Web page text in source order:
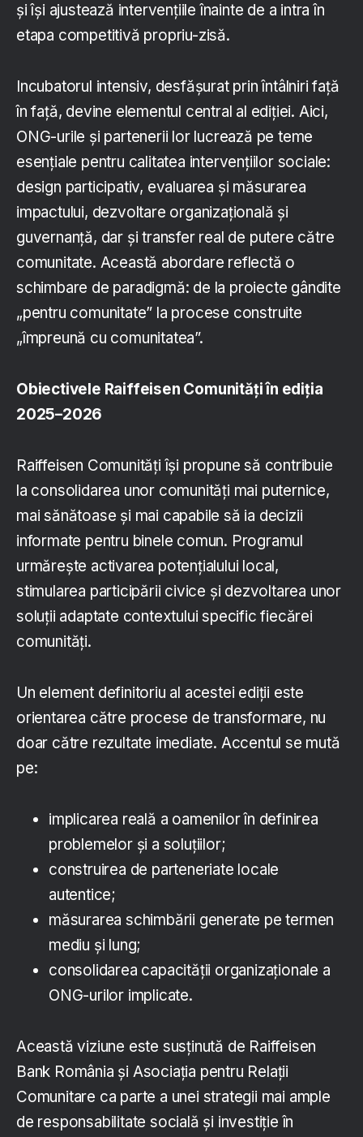
și își ajustează intervențiile înainte de a intra în
etapa competitivă propriu-zisă.
Incubatorul intensiv, desfășurat prin întâlniri față
în față, devine elementul central al ediției. Aici,
ONG-urile și partenerii lor lucrează pe teme
esențiale pentru calitatea intervențiilor sociale:
design participativ, evaluarea și măsurarea
impactului, dezvoltare organizațională și
guvernanță, dar și transfer real de putere către
comunitate. Această abordare reflectă o
schimbare de paradigmă: de la proiecte gândite
„pentru comunitate” la procese construite
„împreună cu comunitatea”.
Obiectivele Raiffeisen Comunități în ediția
2025–2026
Raiffeisen Comunități își propune să contribuie
la consolidarea unor comunități mai puternice,
mai sănătoase și mai capabile să ia decizii
informate pentru binele comun. Programul
urmărește activarea potențialului local,
stimularea participării civice și dezvoltarea unor
soluții adaptate contextului specific fiecărei
comunități.
Un element definitoriu al acestei ediții este
orientarea către procese de transformare, nu
doar către rezultate imediate. Accentul se mută
pe:
implicarea reală a oamenilor în definirea
problemelor și a soluțiilor;
construirea de parteneriate locale
autentice;
măsurarea schimbării generate pe termen
mediu și lung;
consolidarea capacității organizaționale a
ONG-urilor implicate.
Această viziune este susținută de Raiffeisen
Bank România și Asociația pentru Relații
Comunitare ca parte a unei strategii mai ample
de responsabilitate socială și investiție în